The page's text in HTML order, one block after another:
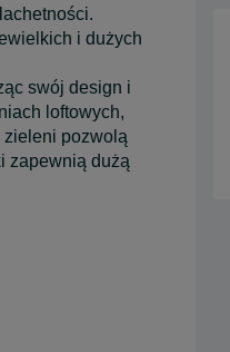
i dużych
swój design i
loftowych,
zieleni pozwolą
zapewnią dużą